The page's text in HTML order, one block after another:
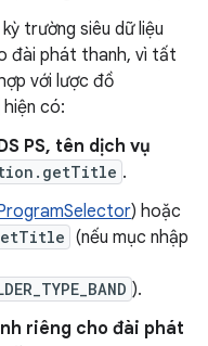
trường siêu dữ liệu
đài phát thanh, vì tất
với lược đồ
hiện có:
PS, tên dịch vụ
.
) hoặc
(nếu mục nhập
).
riêng cho đài phát